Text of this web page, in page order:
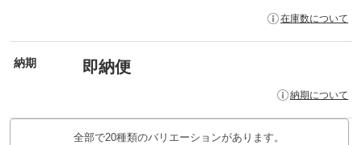
在庫数について
納期 即納便
納期について
全部で20種類のバリエーションがあります。